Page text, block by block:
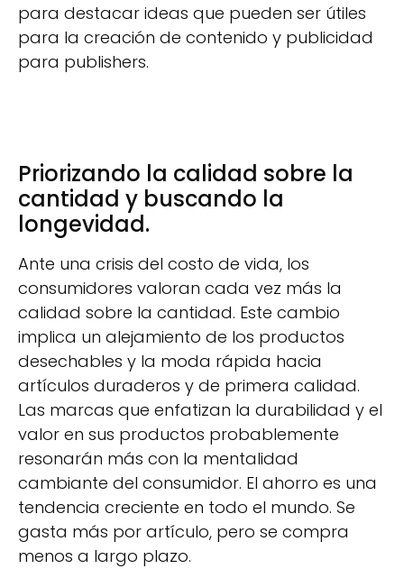
para destacar ideas que pueden ser útiles
para la creación de contenido y publicidad
para publishers.
Priorizando la calidad sobre la
cantidad y buscando la
longevidad.
Ante una crisis del costo de vida, los
consumidores valoran cada vez más la
calidad sobre la cantidad. Este cambio
implica un alejamiento de los productos
desechables y la moda rápida hacia
artículos duraderos y de primera calidad.
Las marcas que enfatizan la durabilidad y el
valor en sus productos probablemente
resonarán más con la mentalidad
cambiante del consumidor. El ahorro es una
tendencia creciente en todo el mundo. Se
gasta más por artículo, pero se compra
menos a largo plazo.